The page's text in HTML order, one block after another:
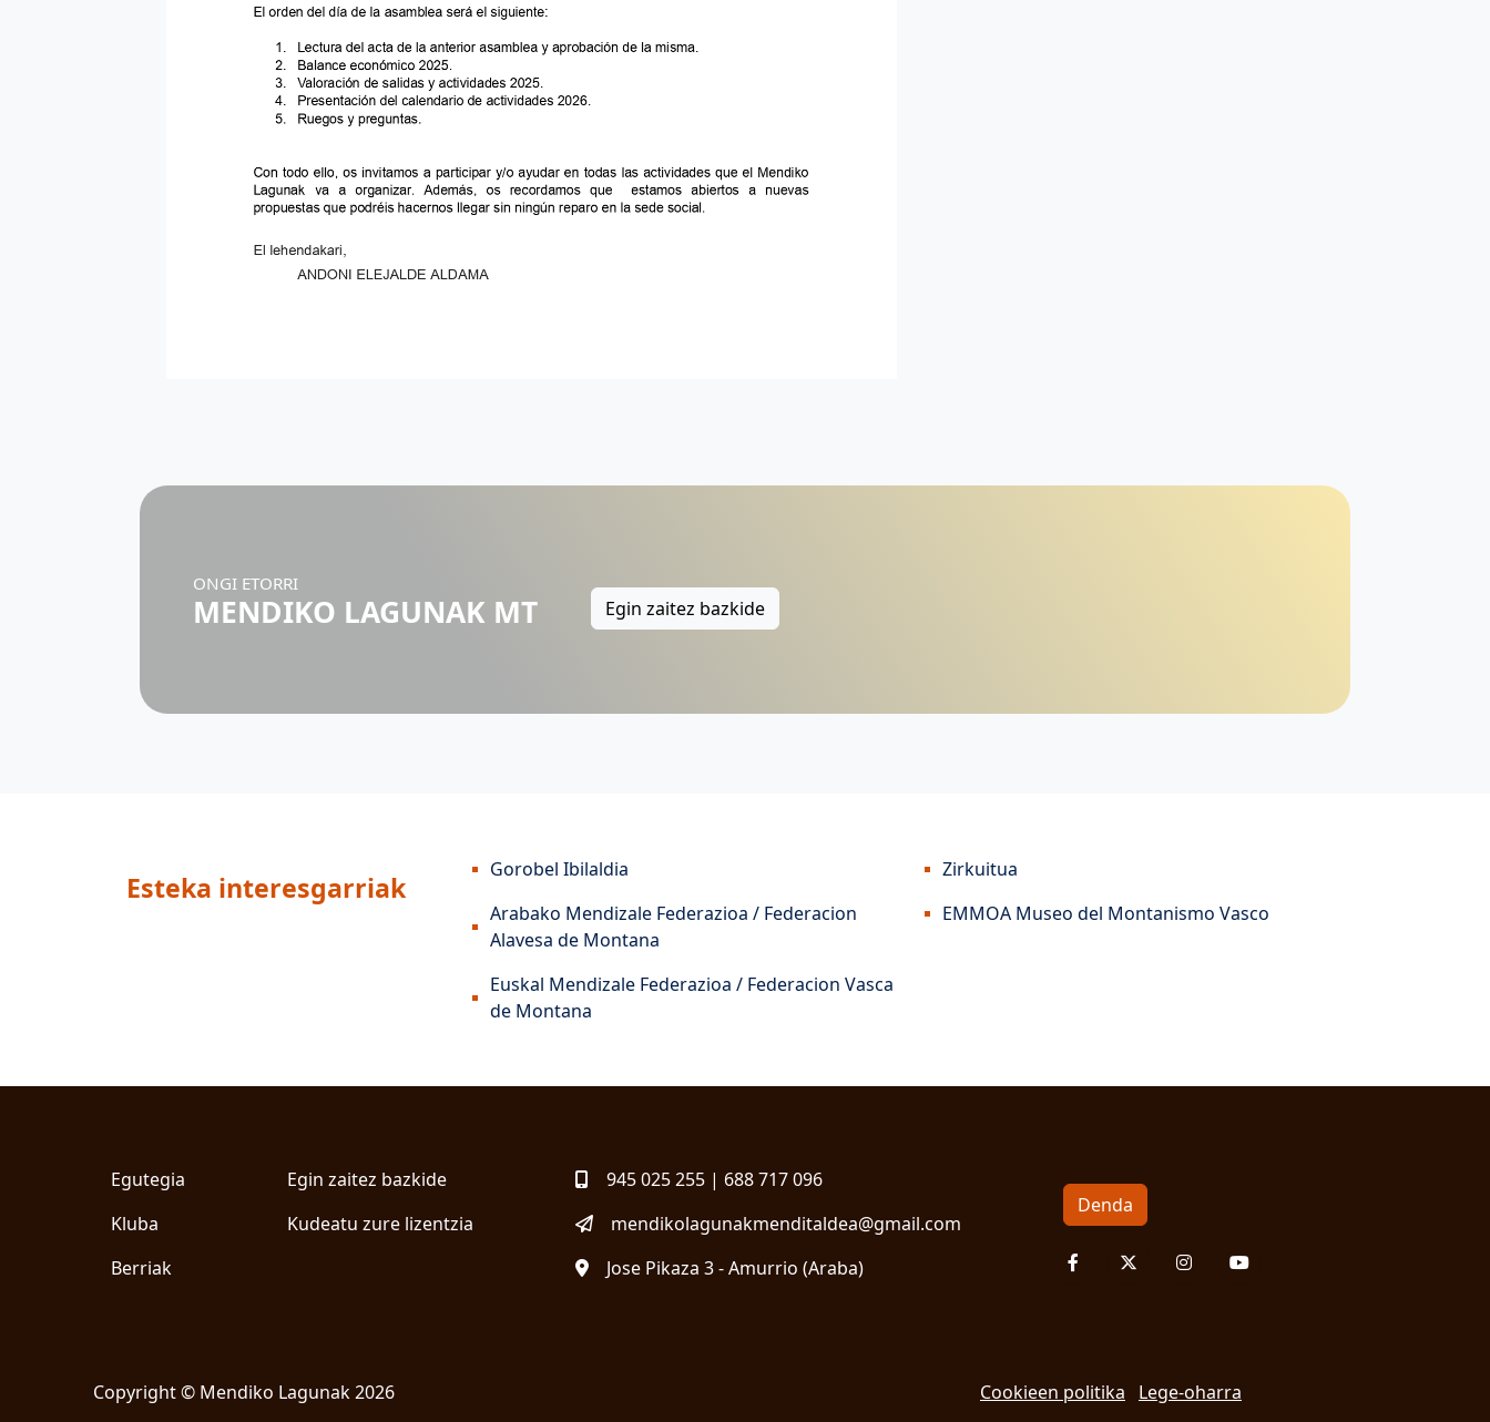
ONGI ETORRI
MENDIKO LAGUNAK MT Egin zaitez bazkide
Esteka interesgarriak
Gorobel Ibilaldia
Arabako Mendizale Federazioa / Federacion
Alavesa de Montana
Euskal Mendizale Federazioa / Federacion Vasca
de Montana
Zirkuitua
EMMOA Museo del Montanismo Vasco
Egutegia
Kluba
Berriak
Egin zaitez bazkide
Kudeatu zure lizentzia
945 025 255 | 688 717 096
mendikolagunakmenditaldea@gmail.com
Jose Pikaza 3 - Amurrio (Araba)
Denda
Copyright © Mendiko Lagunak2026 Cookieen politika Lege-oharra